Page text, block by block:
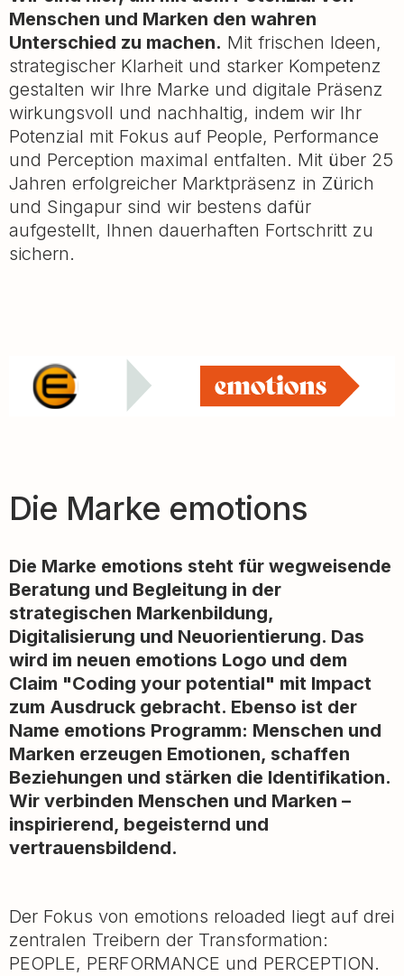
Menschen und Marken den wahren
Unterschied zu machen. Mit frischen Ideen,
strategischer Klarheit und starker Kompetenz
gestalten wir Ihre Marke und digitale Präsenz
wirkungsvoll und nachhaltig, indem wir Ihr
Potenzial mit Fokus auf People, Performance
und Perception maximal entfalten. Mit über 25
Jahren erfolgreicher Marktpräsenz in Zürich
und Singapur sind wir bestens dafür
aufgestellt, Ihnen dauerhaften Fortschritt zu
sichern.
Die Marke emotions
Die Marke emotions steht für wegweisende
Beratung und Begleitung in der
strategischen Markenbildung,
Digitalisierung und Neuorientierung. Das
wird im neuen emotions Logo und dem
Claim "Coding your potential" mit Impact
zum Ausdruck gebracht. Ebenso ist der
Name emotions Programm: Menschen und
Marken erzeugen Emotionen, schaffen
Beziehungen und stärken die Identifikation.
Wir verbinden Menschen und Marken –
inspirierend, begeisternd und
vertrauensbildend.
Der Fokus von emotions reloaded liegt auf drei
zentralen Treibern der Transformation:
PEOPLE, PERFORMANCE und PERCEPTION.